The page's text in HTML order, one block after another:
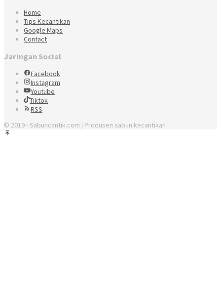
Home
Tips Kecantikan
Google Maps
Contact
Jaringan Social
Facebook
Instagram
Youtube
Tiktok
RSS
© 2019 - Sabuncantik.com | Produsen sabun kecantikan